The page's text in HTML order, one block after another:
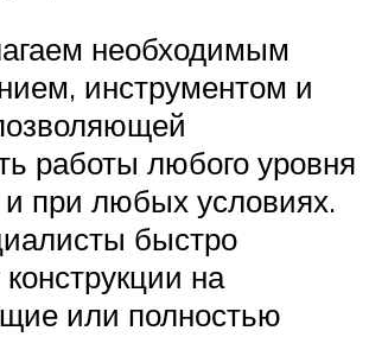
необходимым
инструментом и
работы любого уровня
при любых условиях.
быстро
на
или полностью